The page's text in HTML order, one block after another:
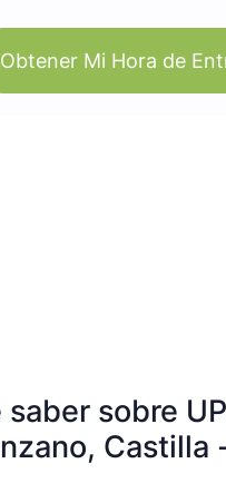
Obtener Mi Hora de
saber sobre
Castilla